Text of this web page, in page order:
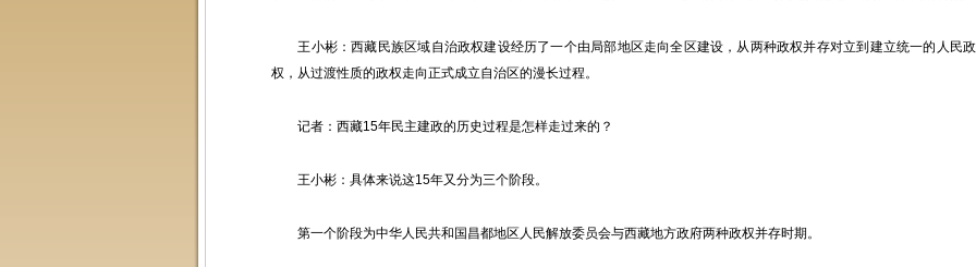
王小彬：西藏民族区域自治政权建设经历了一个由局部地区走向全区建设，从两种政权并存对立到建立统一的人民政
权，从过渡性质的政权走向正式成立自治区的漫长过程。
记者：西藏15年民主建政的历史过程是怎样走过来的？
王小彬：具体来说这15年又分为三个阶段。
第一个阶段为中华人民共和国昌都地区人民解放委员会与西藏地方政府两种政权并存时期。